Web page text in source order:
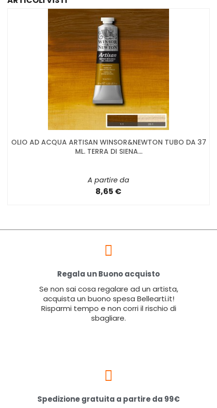
OLIO AD ACQUA ARTISAN WINSOR&NEWTON TUBO DA 37
ML. TERRA DI SIENA...
A partire da
8,65 €
Regala un Buono acquisto
Se non sai cosa regalare ad un artista,
acquista un buono spesa Bellearti.it!
Risparmi tempo e non corri il rischio di
sbagliare.
Spedizione gratuita a partire da 99€